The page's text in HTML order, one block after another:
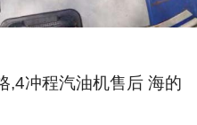
,4冲程汽油机售后 海的